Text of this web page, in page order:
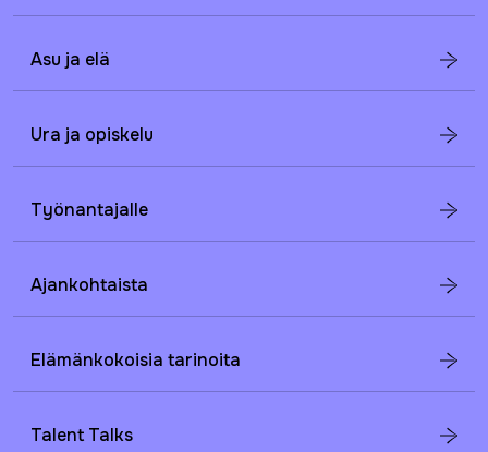
Asu ja elä
Ura ja opiskelu
Työnantajalle
Ajankohtaista
Elämänkokoisia tarinoita
Talent Talks